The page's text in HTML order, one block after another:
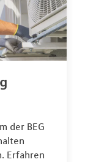
der BEG
Erfahren